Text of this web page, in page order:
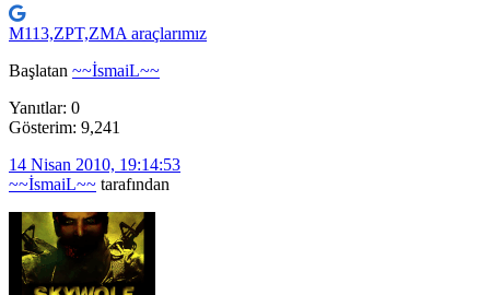
M113,ZPT,ZMA araçlarımız
Başlatan ~~İsmaiL~~
Yanıtlar: 0
Gösterim: 9,241
14 Nisan 2010, 19:14:53
~~İsmaiL~~ tarafından